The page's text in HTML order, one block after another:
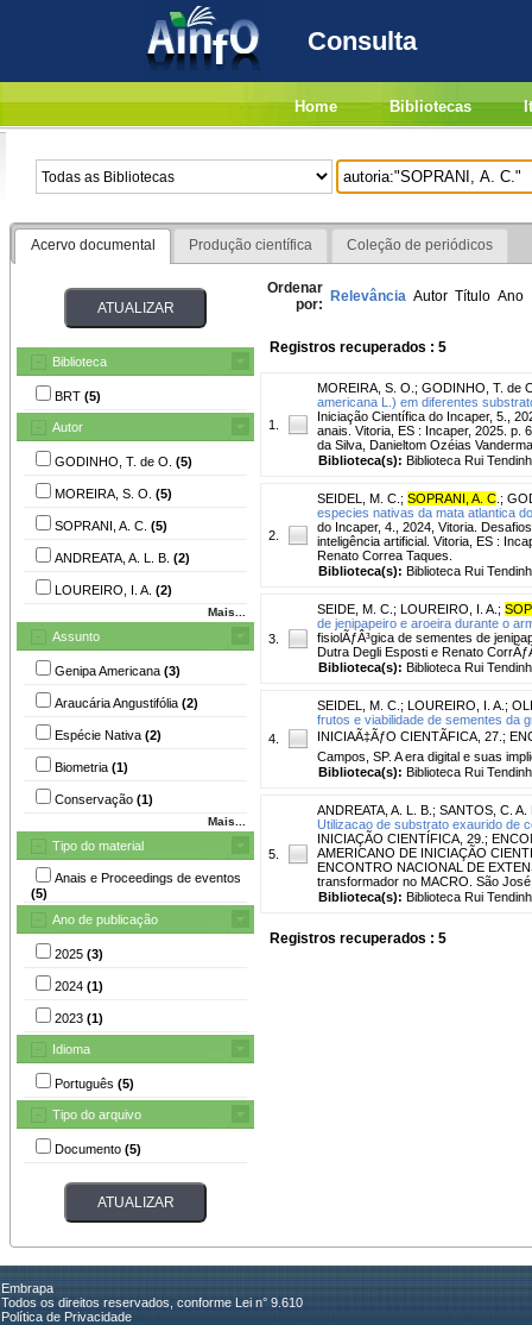
Consulta
Home Bibliotecas
Acervo documental Produção científica Coleção de periódicos
Biblioteca
BRT (5)
Autor
GODINHO, T. de O. (5)
MOREIRA, S. O. (5)
SOPRANI, A. C. (5)
ANDREATA, A. L. B. (2)
LOUREIRO, I. A. (2)
Mais...
Assunto
Genipa Americana (3)
Araucária Angustifólia (2)
Espécie Nativa (2)
Biometria (1)
Conservação (1)
Mais...
Tipo do material
Anais e Proceedings de eventos
(5)
Ano de publicação
2025 (3)
2024 (1)
2023 (1)
Idioma
Português (5)
Tipo do arquivo
Documento (5)
Ordenar
por: Relevância Autor Título Ano
Registros recuperados : 5
1.
MOREIRA, S. O. ; GODINHO, T. de
americana L.) em diferentes
Iniciação Científica do Incaper, 5.,
anais. Vitoria, ES : Incaper, 2025. p.
da Silva, Danieltom Ozéias
Biblioteca(s): Biblioteca Rui
2.
SEIDEL, M. C. ; SOPRANI, A. C ;
especies nativas da mata atlantica
do Incaper, 4., 2024, Vitoria.
inteligência artificial. Vitoria, ES :
Renato Correa Taques.
Biblioteca(s): Biblioteca Rui
3.
SEIDE, M. C. ; LOUREIRO, I. A. ;
de jenipapeiro e aroeira durante o
fisiolÃƒÂ³gica de sementes de
Dutra Degli Esposti e Renato
Biblioteca(s): Biblioteca Rui
4.
SEIDEL, M. C. ; LOUREIRO, I. A. ;
frutos e viabilidade de sementes da
INICIAÃ‡ÃƒO CIENTÃFICA, 27.;
Campos, SP. A era digital e suas
Biblioteca(s): Biblioteca Rui
5.
ANDREATA, A. L. B. ; SANTOS, C. A.
Utilizacao de substrato exaurido de
INICIAÇÃO CIENTÍFICA, 29.;
AMERICANO DE INICIAÇÃO
ENCONTRO NACIONAL DE
transformador no MACRO. São
Biblioteca(s): Biblioteca Rui
Registros recuperados : 5
Embrapa
Todos os direitos reservados, conforme Lei n° 9.610
Política de Privacidade